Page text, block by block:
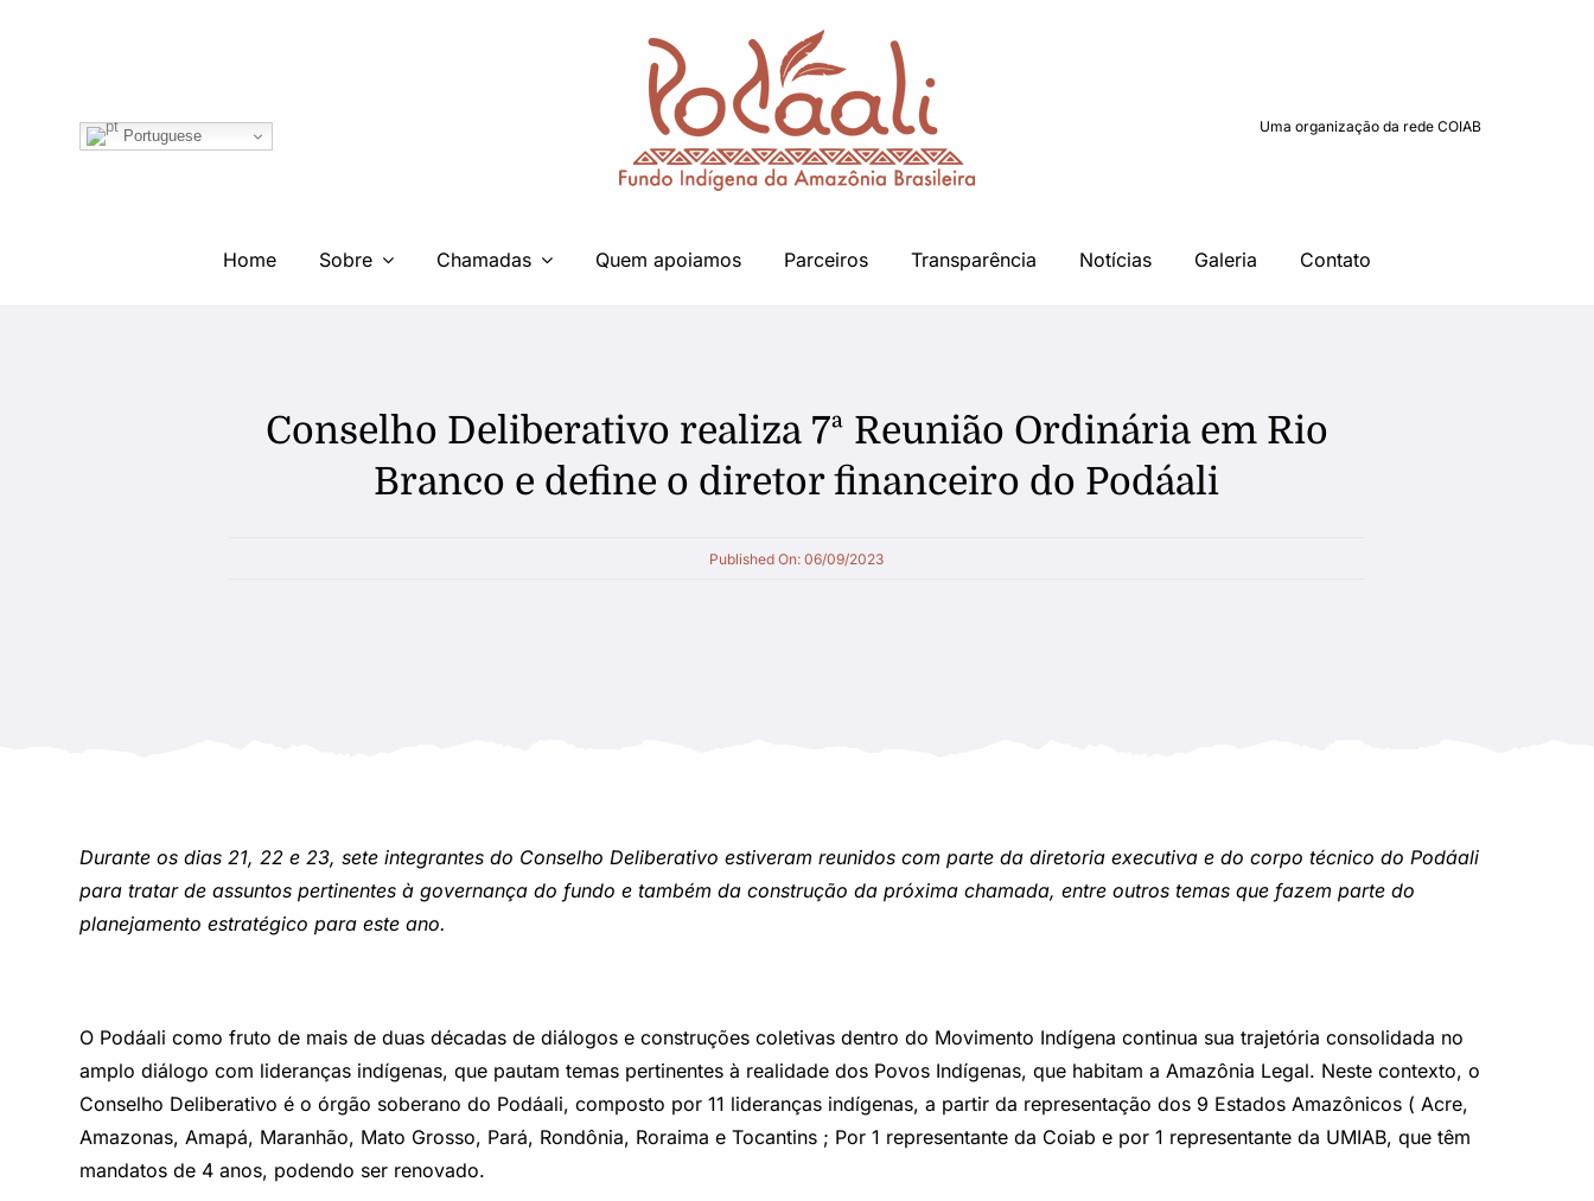
Portuguese
Uma organização da rede COIAB
Home Sobre Chamadas Quem apoiamos Parceiros Transparência Notícias Galeria Contato
Conselho Deliberativo realiza 7ª Reunião Ordinária em Rio
Branco e define o diretor financeiro do Podáali
Published On: 06/09/2023
Durante os dias 21, 22 e 23, sete integrantes do Conselho Deliberativo estiveram reunidos com parte da diretoria executiva e do corpo técnico do Podáali
para tratar de assuntos pertinentes à governança do fundo e também da construção da próxima chamada, entre outros temas que fazem parte do
planejamento estratégico para este ano.
O Podáali como fruto de mais de duas décadas de diálogos e construções coletivas dentro do Movimento Indígena continua sua trajetória consolidada no
amplo diálogo com lideranças indígenas, que pautam temas pertinentes à realidade dos Povos Indígenas, que habitam a Amazônia Legal. Neste contexto, o
Conselho Deliberativo é o órgão soberano do Podáali, composto por 11 lideranças indígenas, a partir da representação dos 9 Estados Amazônicos ( Acre,
Amazonas, Amapá, Maranhão, Mato Grosso, Pará, Rondônia, Roraima e Tocantins ; Por 1 representante da Coiab e por 1 representante da UMIAB, que têm
mandatos de 4 anos, podendo ser renovado.